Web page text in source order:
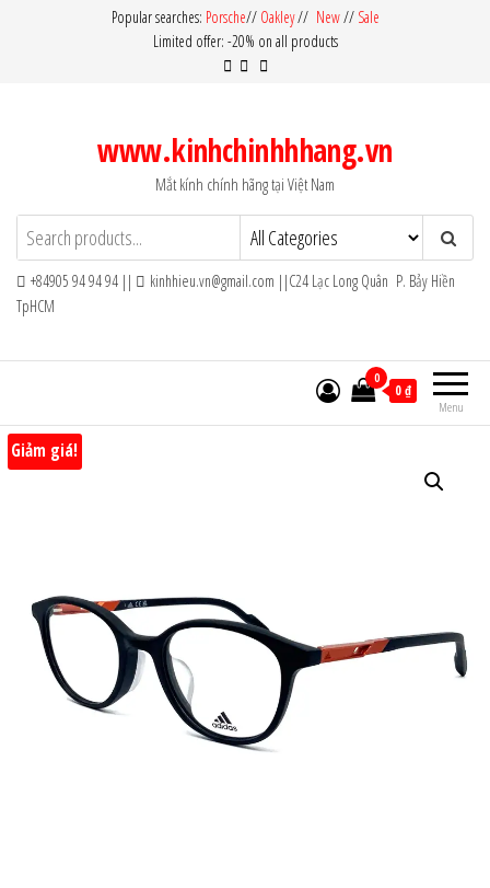
Popular searches: Porsche// Oakley// New// Sale
Limited offer: -20% on all products
www.kinhchinhhhang.vn
Mắt kính chính hãng tại Việt Nam
+84905 94 94 94 ||
kinhhieu.vn@gmail.com ||C24 Lạc Long Quân P. Bảy Hiền
TpHCM
Menu
0
0 ₫
Giảm giá!